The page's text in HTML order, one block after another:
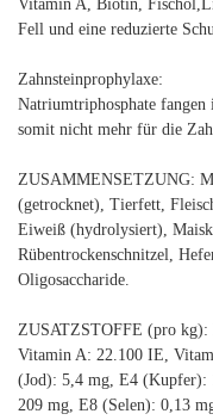
Vitamin A, Biotin,
Fell und eine reduzierte
Zahnsteinprophylaxe:
Natriumtriphosphate fangen
somit nicht mehr für die
ZUSAMMENSETZUNG:
(getrocknet), Tierfett,
Eiweiß (hydrolysiert),
Rübentrockenschnitzel,
Oligosaccharide.
ZUSATZSTOFFE (pro kg):
Vitamin A: 22.100 IE,
(Jod): 5,4 mg, E4
209 mg, E8 (Selen): 0,13